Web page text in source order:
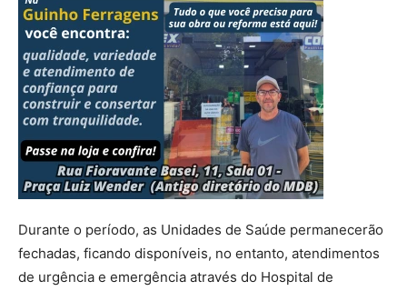
Durante o período, as Unidades de Saúde permanecerão
fechadas, ficando disponíveis, no entanto, atendimentos
de urgência e emergência através do Hospital de